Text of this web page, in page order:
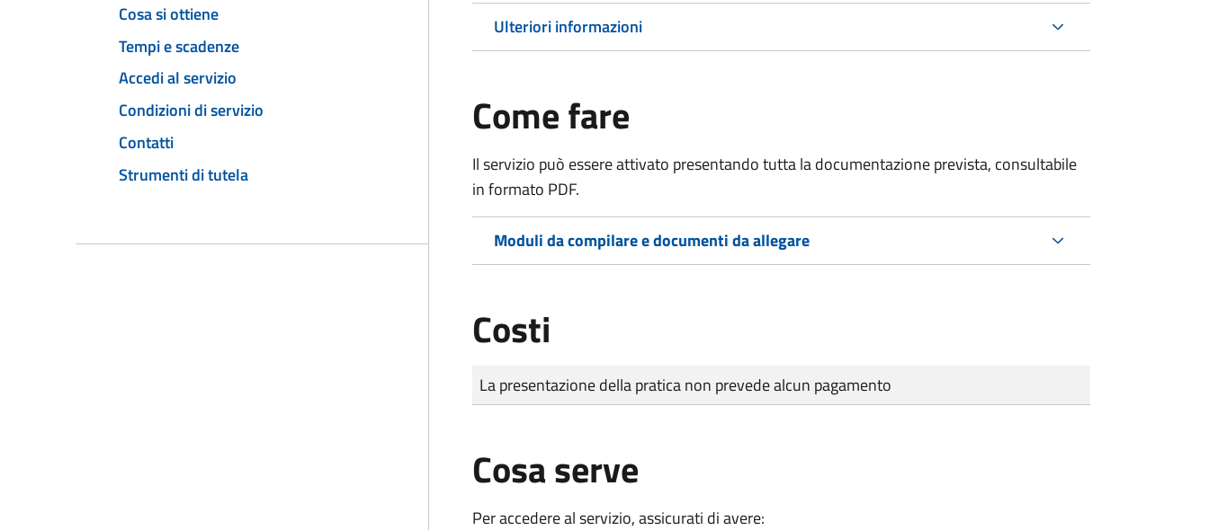
Cosa si ottiene
Tempi e scadenze
Accedi al servizio
Condizioni di servizio
Contatti
Strumenti di tutela
Ulteriori informazioni
Come fare
Il servizio può essere attivato presentando tutta la documentazione prevista, consultabile
in formato PDF.
Moduli da compilare e documenti da allegare
Costi
Tipo di pagamento
Importo
La presentazione della pratica non prevede alcun pagamento
Cosa serve
Per accedere al servizio, assicurati di avere: